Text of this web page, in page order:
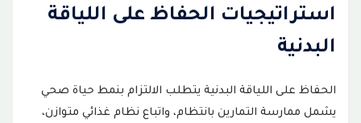
استراتيجيات الحفاظ على اللياقة
البدنية
الحفاظ على اللياقة البدنية يتطلب الالتزام بنمط حياة صحي
يشمل ممارسة التمارين بانتظام، واتباع نظام غذائي متوازن،